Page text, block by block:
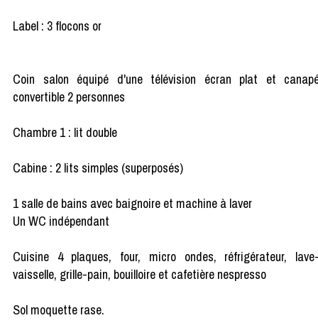
Label : 3 flocons or
Coin salon équipé d'une télévision écran plat et
convertible 2 personnes
Chambre 1 : lit double
Cabine : 2 lits simples (superposés)
1 salle de bains avec baignoire et machine à laver
Un WC indépendant
Cuisine 4 plaques, four, micro ondes, réfrigérateur,
vaisselle, grille-pain, bouilloire et cafetière nespresso
Sol moquette rase.